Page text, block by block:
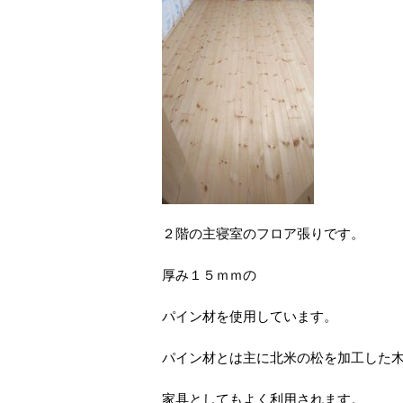
２階の主寝室のフロア張りです。
厚み１５ｍｍの
パイン材を使用しています。
パイン材とは主に北米の松を加工した
家具としてもよく利用されます。